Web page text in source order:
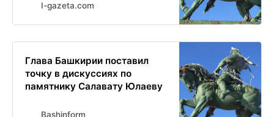
I-gazeta.com
Глава Башкирии поставил
точку в дискуссиях по
памятнику Салавату Юлаеву
Bashinform